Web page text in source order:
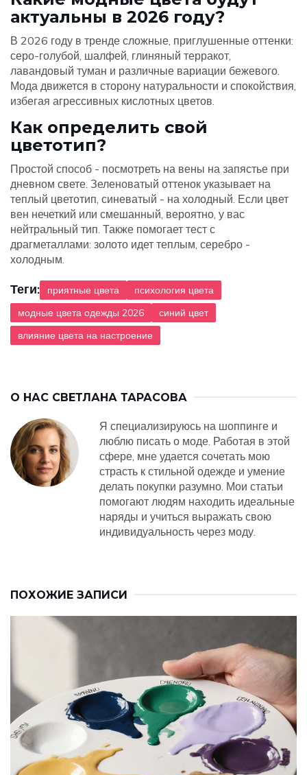
актуальны в 2026 году?
В 2026 году в тренде сложные, приглушенные оттенки:
серо-голубой, шалфей, глиняный терракот,
лавандовый туман и различные вариации бежевого.
Мода движется в сторону натуральности и спокойствия,
избегая агрессивных кислотных цветов.
Как определить свой
цветотип?
Простой способ - посмотреть на вены на запястье при
дневном свете. Зеленоватый оттенок указывает на
теплый цветотип, синеватый - на холодный. Если цвет
вен нечеткий или смешанный, вероятно, у вас
нейтральный тип. Также помогает тест с
драгметаллами: золото идет теплым, серебро -
холодным.
Теги: приятные цвета
психология цвета
модные цвета одежды 2026
синий цвет
влияние цвета на настроение
О НАС СВЕТЛАНА ТАРАСОВА
Я специализируюсь на шоппинге и
люблю писать о моде. Работая в этой
сфере, мне удается сочетать мою
страсть к стильной одежде и умение
делать покупки разумно. Мои статьи
помогают людям находить идеальные
наряды и учиться выражать свою
индивидуальность через моду.
ПОХОЖИЕ ЗАПИСИ